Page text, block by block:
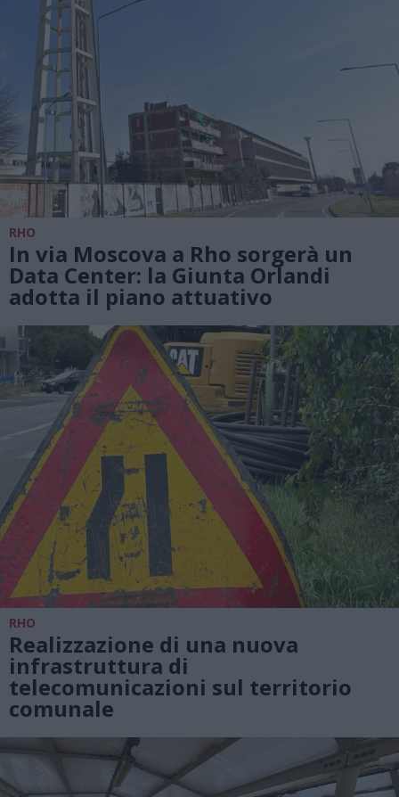
RHO
In via Moscova a Rho sorgerà un
Data Center: la Giunta Orlandi
adotta il piano attuativo
RHO
Realizzazione di una nuova
infrastruttura di
telecomunicazioni sul territorio
comunale